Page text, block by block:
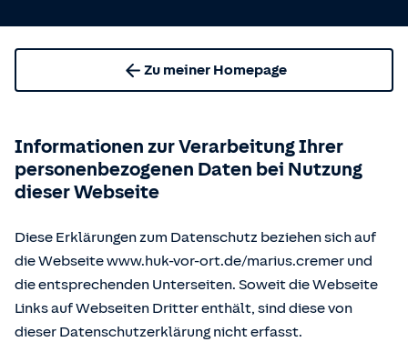
Zu meiner Homepage
Informationen zur Verarbeitung Ihrer
personenbezogenen Daten bei Nutzung
dieser Webseite
Diese Erklärungen zum Datenschutz beziehen sich auf
die Webseite www.huk-vor-ort.de/marius.cremer und
die entsprechenden Unterseiten. Soweit die Webseite
Links auf Webseiten Dritter enthält, sind diese von
dieser Datenschutzerklärung nicht erfasst.